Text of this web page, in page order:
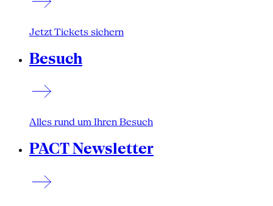
Jetzt Tickets sichern
Besuch
Alles rund um Ihren Besuch
PACT Newsletter